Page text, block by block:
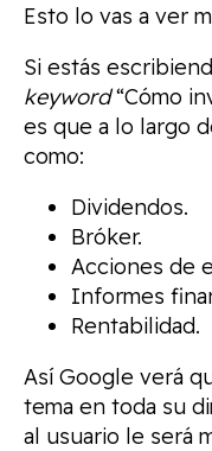
Esto lo vas a ver
Si estás
keyword“Cómo
es que a lo largo
como:
Dividendos.
Bróker.
Acciones de
Informes
Rentabilidad.
Así Google verá
tema en toda su
al usuario le será